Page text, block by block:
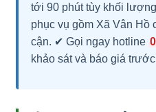
tới 90 phút tùy khối
phục vụ gồm Xã Vân Hồ
cận. ✔ Gọi ngay hotline
khảo sát và báo giá